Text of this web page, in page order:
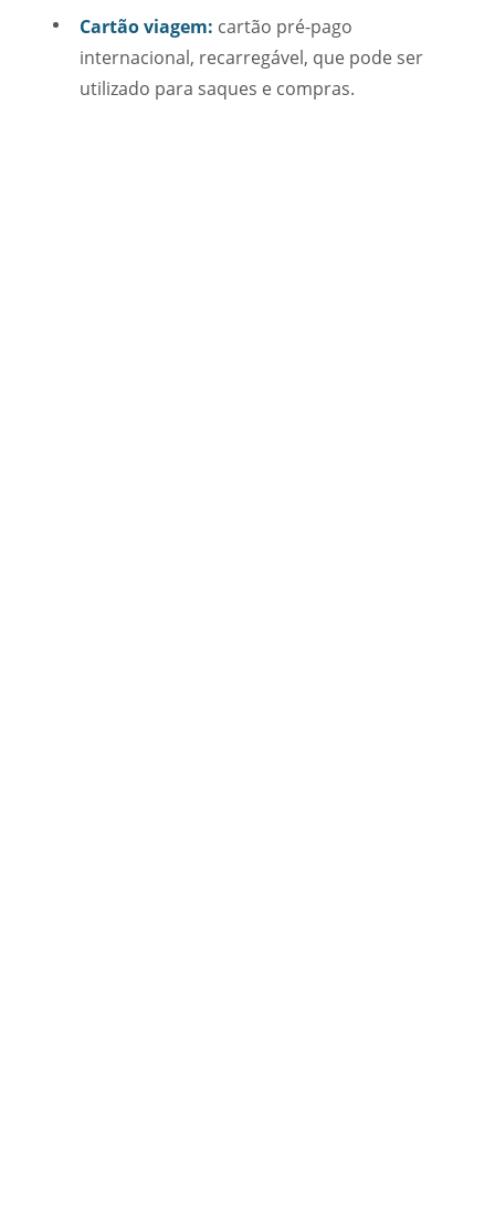
Cartão viagem: cartão pré-pago
internacional, recarregável, que pode ser
utilizado para saques e compras.